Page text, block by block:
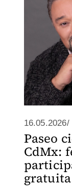
16.05.2026/
Paseo
CdMx:
gratuita